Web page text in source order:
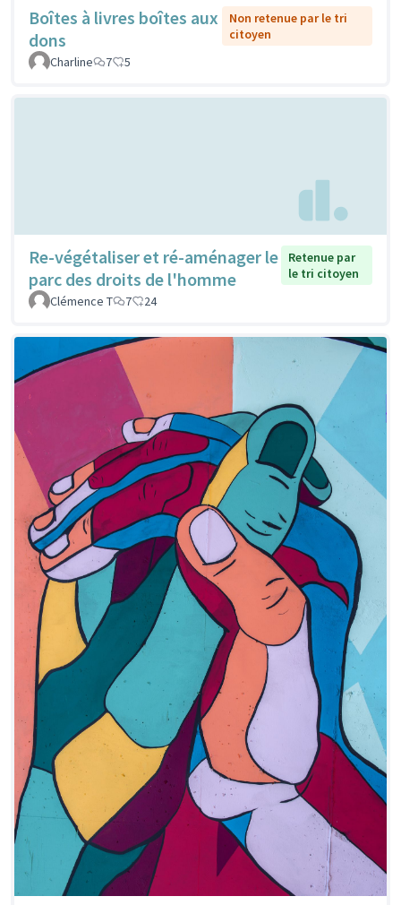
Boîtes à livres boîtes aux
dons
Non retenue par le tri
citoyen
Charline
7 5
Re-végétaliser et ré-aménager le
parc des droits de l'homme
Retenue par
le tri citoyen
Clémence T
7 24